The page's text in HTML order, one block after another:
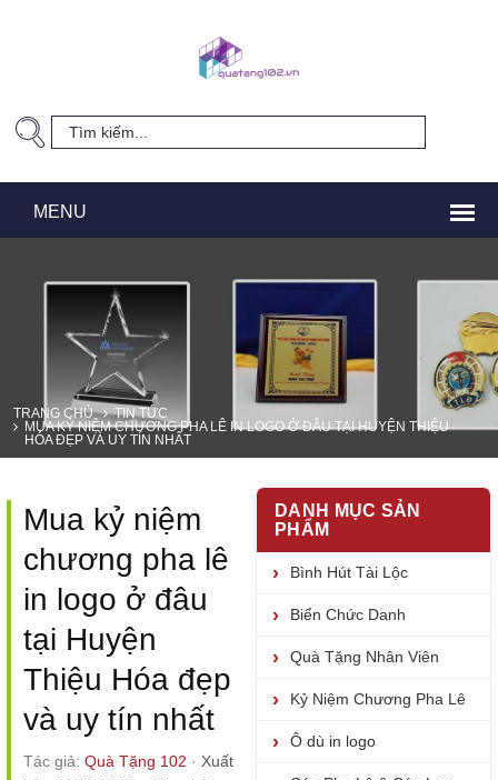
TRANG CHỦ
TIN TỨC
MUA KỶ NIỆM CHƯƠNG PHA LÊ IN LOGO Ở ĐÂU TẠI HUYỆN THIỆU
HÓA ĐẸP VÀ UY TÍN NHẤT
Mua kỷ niệm
chương pha lê
in logo ở đâu
tại Huyện
Thiệu Hóa đẹp
và uy tín nhất
Tác giả: Quà Tặng 102 · Xuất
DANH MỤC SẢN
PHẨM
Bình Hút Tài Lộc
Biển Chức Danh
Quà Tặng Nhân Viên
Kỷ Niệm Chương Pha Lê
Ô dù in logo